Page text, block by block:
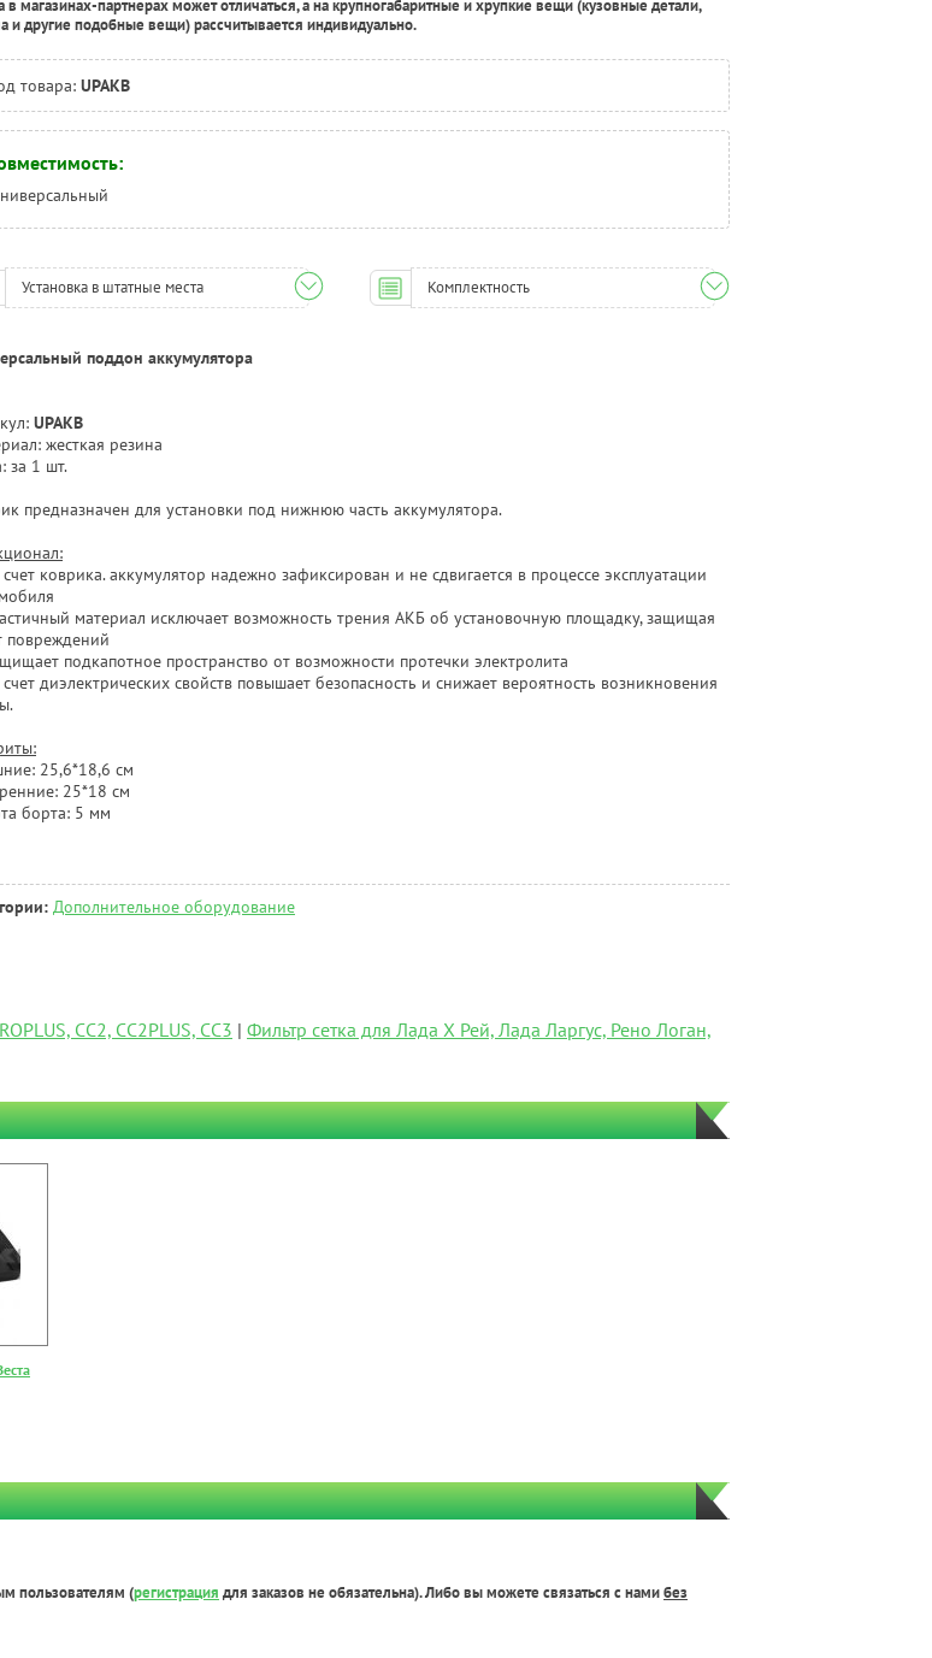
в магазинах-партнерах может отличаться, а на крупногабаритные и хрупкие вещи (кузовные детали,
и другие подобные вещи) рассчитывается индивидуально.
товара: UPAKB
Установка в штатные места Комплектность
поддон аккумулятора
UPAKB
жесткая резина
за 1 шт.
предназначен для установки под нижнюю часть аккумулятора.
счет коврика. аккумулятор надежно зафиксирован и не сдвигается в процессе эксплуатации
материал исключает возможность трения АКБ об установочную площадку, защищая
повреждений
подкапотное пространство от возможности протечки электролита
диэлектрических свойств повышает безопасность и снижает вероятность возникновения
25,6*18,6 см
25*18 см
борта: 5 мм
Дополнительное оборудование
CC2, CC2PLUS, CC3 | Фильтр сетка для Лада Х Рей, Лада Ларгус, Рено Логан,
пользователям (регистрация для заказов не обязательна). Либо вы можете связаться с намибез